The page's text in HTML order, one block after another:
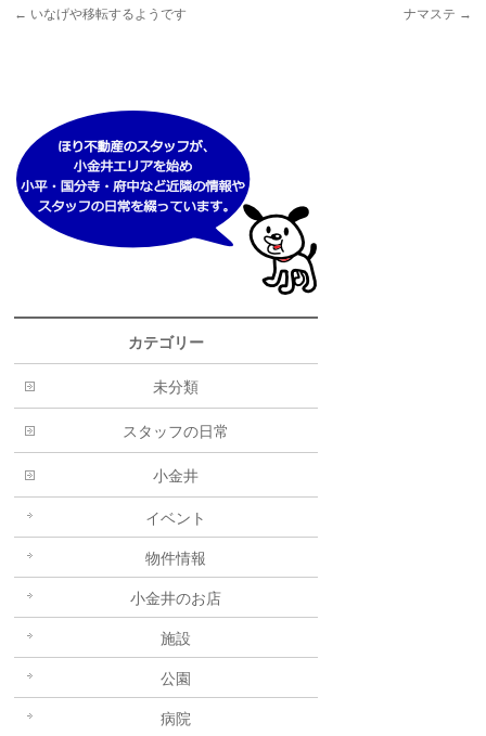
← いなげや移転するようです ナマステ →
カテゴリー
未分類
スタッフの日常
小金井
イベント
物件情報
小金井のお店
施設
公園
病院